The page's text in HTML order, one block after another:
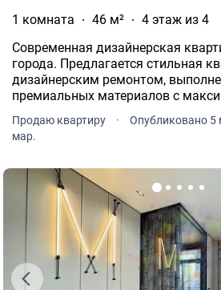
1 комната
46 м²
4 этаж из 4
Современная дизайнерская
города. Предлагается стильная квартира с авторским
дизайнерским ремонтом,
премиальных материалов с
Продаю квартиру · Опубликовано 5
мар.